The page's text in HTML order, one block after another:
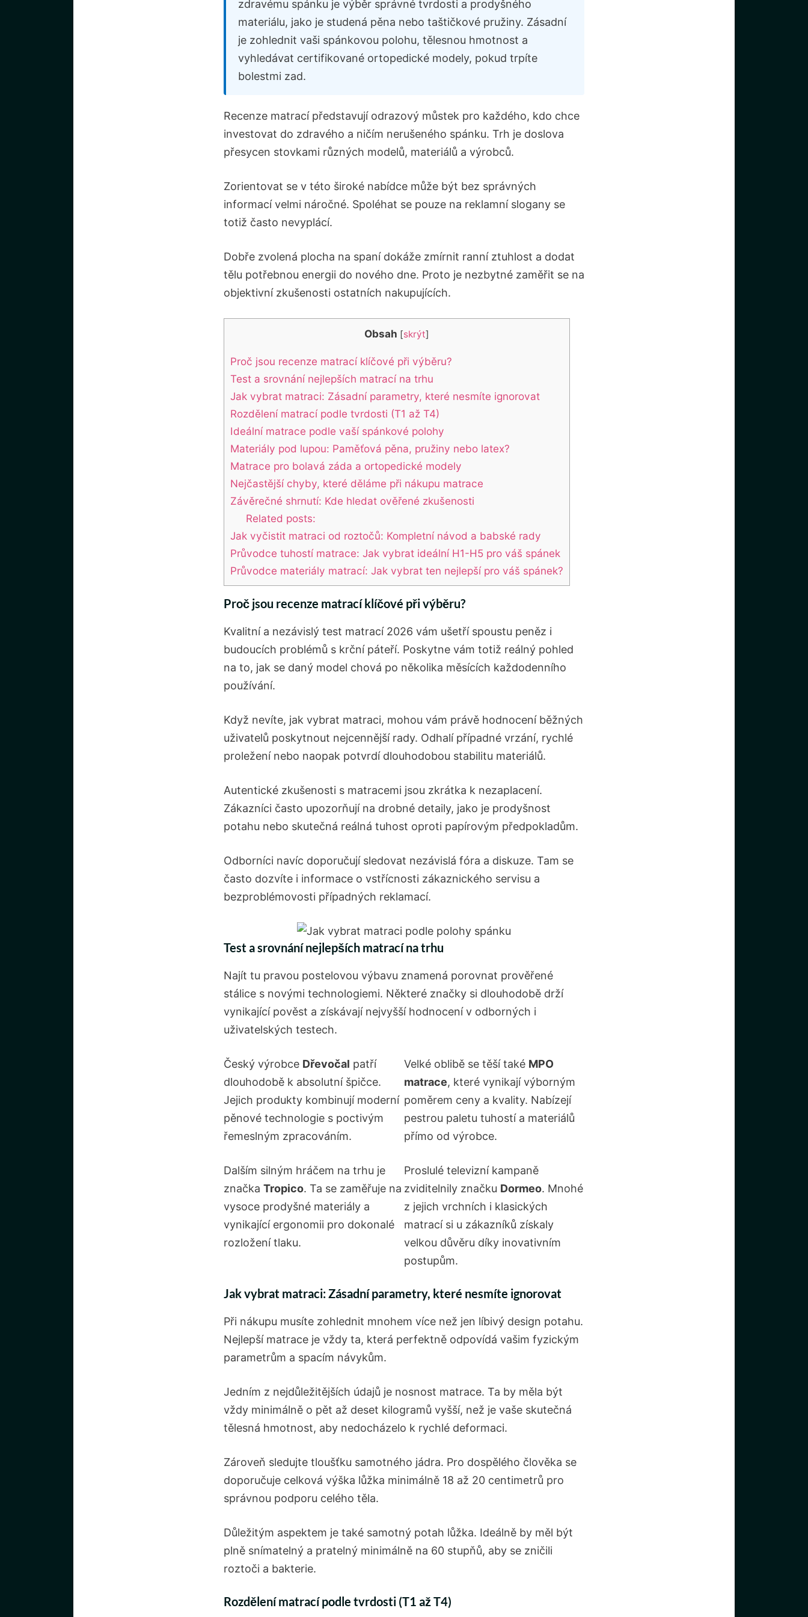
zdravému spánku je výběr správné tvrdosti a prodyšného
materiálu, jako je studená pěna nebo taštičkové pružiny. Zásadní
je zohlednit vaši spánkovou polohu, tělesnou hmotnost a
vyhledávat certifikované ortopedické modely, pokud trpíte
bolestmi zad.
Recenze matrací představují odrazový můstek pro každého, kdo chce
investovat do zdravého a ničím nerušeného spánku. Trh je doslova
přesycen stovkami různých modelů, materiálů a výrobců.
Zorientovat se v této široké nabídce může být bez správných
informací velmi náročné. Spoléhat se pouze na reklamní slogany se
totiž často nevyplácí.
Dobře zvolená plocha na spaní dokáže zmírnit ranní ztuhlost a dodat
tělu potřebnou energii do nového dne. Proto je nezbytné zaměřit se na
objektivní zkušenosti ostatních nakupujících.
Obsah [skrýt]
Proč jsou recenze matrací klíčové při výběru?
Test a srovnání nejlepších matrací na trhu
Jak vybrat matraci: Zásadní parametry, které nesmíte ignorovat
Rozdělení matrací podle tvrdosti (T1 až T4)
Ideální matrace podle vaší spánkové polohy
Materiály pod lupou: Paměťová pěna, pružiny nebo latex?
Matrace pro bolavá záda a ortopedické modely
Nejčastější chyby, které děláme při nákupu matrace
Závěrečné shrnutí: Kde hledat ověřené zkušenosti
Related posts:
Jak vyčistit matraci od roztočů: Kompletní návod a babské rady
Průvodce tuhostí matrace: Jak vybrat ideální H1-H5 pro váš spánek
Průvodce materiály matrací: Jak vybrat ten nejlepší pro váš spánek?
Proč jsou recenze matrací klíčové při výběru?
Kvalitní a nezávislý test matrací 2026 vám ušetří spoustu peněz i
budoucích problémů s krční páteří. Poskytne vám totiž reálný pohled
na to, jak se daný model chová po několika měsících každodenního
používání.
Když nevíte, jak vybrat matraci, mohou vám právě hodnocení běžných
uživatelů poskytnout nejcennější rady. Odhalí případné vrzání, rychlé
proležení nebo naopak potvrdí dlouhodobou stabilitu materiálů.
Autentické zkušenosti s matracemi jsou zkrátka k nezaplacení.
Zákazníci často upozorňují na drobné detaily, jako je prodyšnost
potahu nebo skutečná reálná tuhost oproti papírovým předpokladům.
Odborníci navíc doporučují sledovat nezávislá fóra a diskuze. Tam se
často dozvíte i informace o vstřícnosti zákaznického servisu a
bezproblémovosti případných reklamací.
Test a srovnání nejlepších matrací na trhu
Najít tu pravou postelovou výbavu znamená porovnat prověřené
stálice s novými technologiemi. Některé značky si dlouhodobě drží
vynikající pověst a získávají nejvyšší hodnocení v odborných i
uživatelských testech.
Český výrobce Dřevočal patří
dlouhodobě k absolutní špičce.
Jejich produkty kombinují moderní
pěnové technologie s poctivým
řemeslným zpracováním.
Dalším silným hráčem na trhu je
značka Tropico. Ta se zaměřuje na
vysoce prodyšné materiály a
vynikající ergonomii pro dokonalé
rozložení tlaku.
Velké oblibě se těší také MPO
matrace, které vynikají výborným
poměrem ceny a kvality. Nabízejí
pestrou paletu tuhostí a materiálů
přímo od výrobce.
Proslulé televizní kampaně
zviditelnily značku Dormeo. Mnohé
z jejich vrchních i klasických
matrací si u zákazníků získaly
velkou důvěru díky inovativním
postupům.
Jak vybrat matraci: Zásadní parametry, které nesmíte ignorovat
Při nákupu musíte zohlednit mnohem více než jen líbivý design potahu.
Nejlepší matrace je vždy ta, která perfektně odpovídá vašim fyzickým
parametrům a spacím návykům.
Jedním z nejdůležitějších údajů je nosnost matrace. Ta by měla být
vždy minimálně o pět až deset kilogramů vyšší, než je vaše skutečná
tělesná hmotnost, aby nedocházelo k rychlé deformaci.
Zároveň sledujte tloušťku samotného jádra. Pro dospělého člověka se
doporučuje celková výška lůžka minimálně 18 až 20 centimetrů pro
správnou podporu celého těla.
Důležitým aspektem je také samotný potah lůžka. Ideálně by měl být
plně snímatelný a pratelný minimálně na 60 stupňů, aby se zničili
roztoči a bakterie.
Rozdělení matrací podle tvrdosti (T1 až T4)